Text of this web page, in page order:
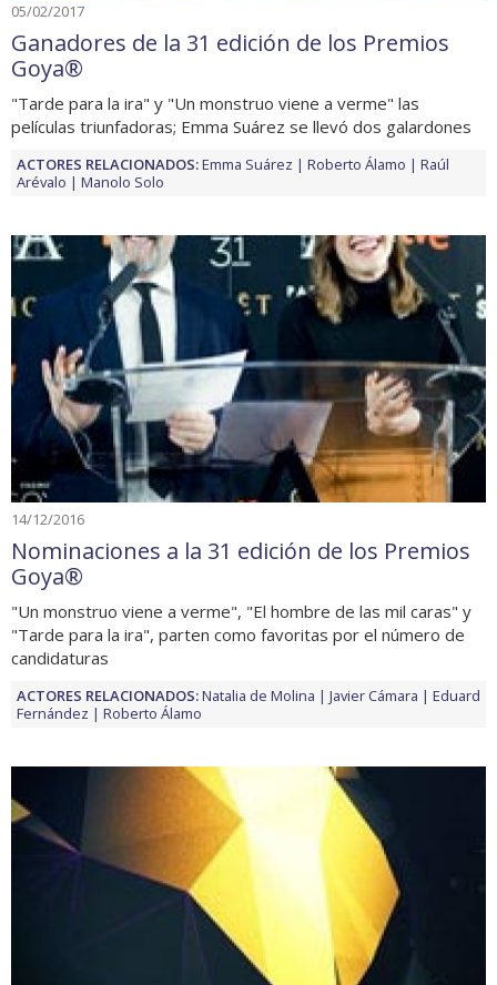
05/02/2017
Ganadores de la 31 edición de los Premios
Goya®
"Tarde para la ira" y "Un monstruo viene a verme" las
películas triunfadoras; Emma Suárez se llevó dos galardones
ACTORES RELACIONADOS:Emma Suárez Roberto Álamo
Raúl
Arévalo
Manolo Solo
14/12/2016
Nominaciones a la 31 edición de los Premios
Goya®
"Un monstruo viene a verme", "El hombre de las mil caras" y
"Tarde para la ira", parten como favoritas por el número de
candidaturas
ACTORES RELACIONADOS:Natalia de Molina Javier Cámara
Eduard
Fernández
Roberto Álamo